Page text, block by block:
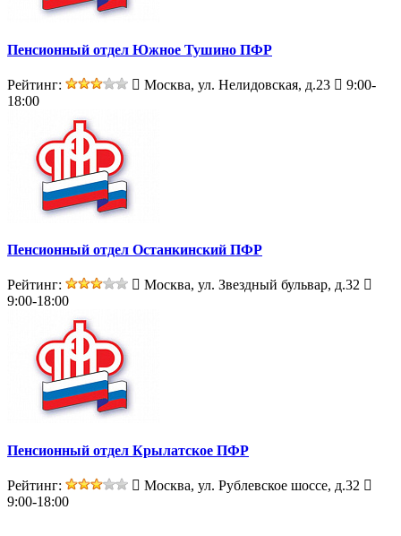
Пенсионный отдел Южное Тушино ПФР
Рейтинг: Москва, ул. Нелидовская, д.23
9:00-
18:00
Пенсионный отдел Останкинский ПФР
Рейтинг:
Москва, ул. Звездный бульвар, д.32
9:00-18:00
Пенсионный отдел Крылатское ПФР
Рейтинг:
Москва, ул. Рублевское шоссе, д.32
9:00-18:00